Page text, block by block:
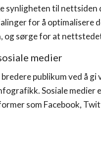
synligheten til
for å optimalisere
og sørge for at
medier
publikum ved å
Sosiale medier
som Facebook,